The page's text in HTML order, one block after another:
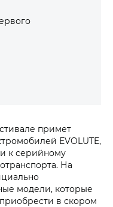
примет
EVOLUTE,
к серийному
На
модели, которые
в скором